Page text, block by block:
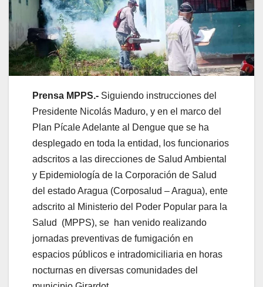
Prensa MPPS.- Siguiendo instrucciones del
Presidente Nicolás Maduro, y en el marco del
Plan Pícale Adelante al Dengue que se ha
desplegado en toda la entidad, los funcionarios
adscritos a las direcciones de Salud Ambiental
y Epidemiología de la Corporación de Salud
del estado Aragua (Corposalud – Aragua), ente
adscrito al Ministerio del Poder Popular para la
Salud (MPPS), se han venido realizando
jornadas preventivas de fumigación en
espacios públicos e intradomiciliaria en horas
nocturnas en diversas comunidades del